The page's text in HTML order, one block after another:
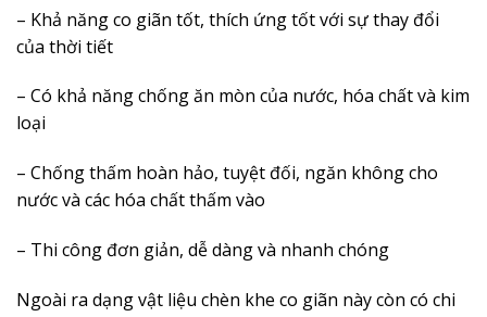
– Khả năng co giãn tốt, thích ứng tốt với sự thay đổi
của thời tiết
– Có khả năng chống ăn mòn của nước, hóa chất và kim
loại
– Chống thấm hoàn hảo, tuyệt đối, ngăn không cho
nước và các hóa chất thấm vào
– Thi công đơn giản, dễ dàng và nhanh chóng
Ngoài ra dạng vật liệu chèn khe co giãn này còn có chi